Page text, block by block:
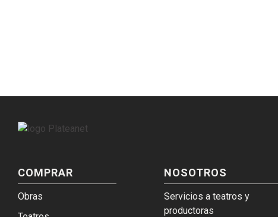
COMPRAR
Obras
NOSOTROS
Servicios a teatros y
productoras